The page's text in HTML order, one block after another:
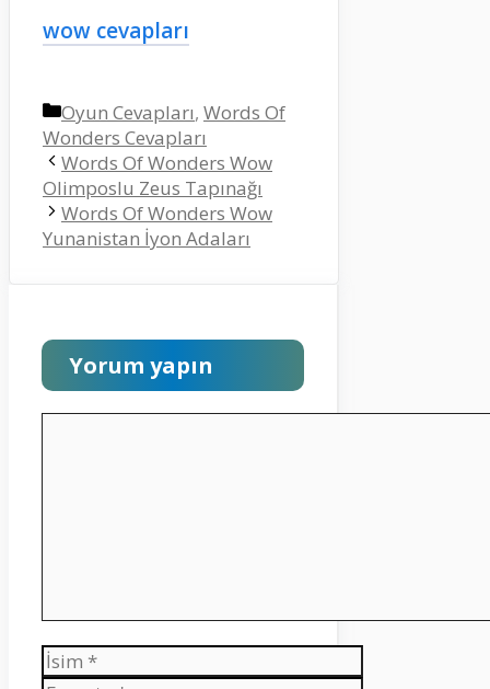
wow cevapları
Kategoriler
Oyun Cevapları, Words Of
Wonders Cevapları
Words Of Wonders Wow
Olimposlu Zeus Tapınağı
Words Of Wonders Wow
Yunanistan İyon Adaları
Yorum yapın
İsim